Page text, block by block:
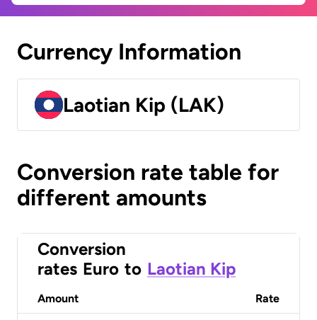
Currency Information
Laotian Kip (LAK)
Conversion rate table for
different amounts
Conversion
rates Euro to Laotian Kip
Amount Rate